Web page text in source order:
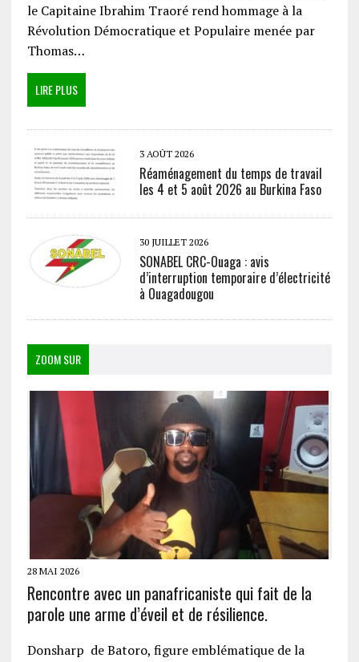
le Capitaine Ibrahim Traoré rend hommage à la
Révolution Démocratique et Populaire menée par
Thomas…
LIRE PLUS
3 AOÛT 2026
Réaménagement du temps de travail
les 4 et 5 août 2026 au Burkina Faso
30 JUILLET 2026
SONABEL CRC-Ouaga : avis
d’interruption temporaire d’électricité
à Ouagadougou
ZOOM SUR
28 MAI 2026
Rencontre avec un panafricaniste qui fait de la
parole une arme d’éveil et de résilience.
Donsharp de Batoro, figure emblématique de la